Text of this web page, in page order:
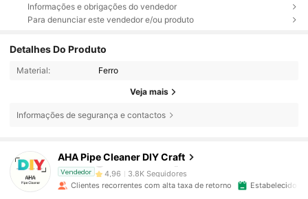
Informações e obrigações do vendedor
Para denunciar este vendedor e/ou produto
Detalhes Do Produto
Material: Ferro
Veja mais
Informações de segurança e contactos
AHA Pipe Cleaner DIY Craft
Vendedor
m***9está a navegar
4,96
3.8K Seguidores
Clientes recorrentes com alta taxa de retorno Estabelecido